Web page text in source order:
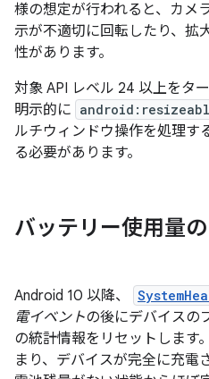
様の想定が行われると、カメ
示が不適切に回転したり、拡
性があります。
対象 API レベル 24 以上をタ
明示的に
ルチウィンドウ操作を処理す
る必要があります。
バッテリー使用量
Android 10 以降、
電イベントの後にデバイスの
の統計情報をリセットします
まり、デバイスが完全に充電